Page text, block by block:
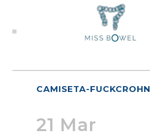
CAMISETA-FUCKCROHN
21 Mar